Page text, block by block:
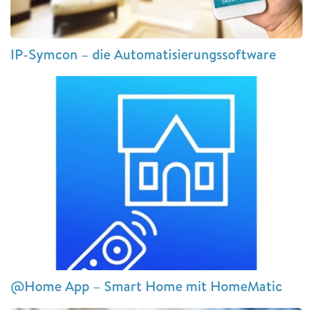
IP-Symcon – die Automatisierungssoftware
@Home App – Smart Home mit HomeMatic